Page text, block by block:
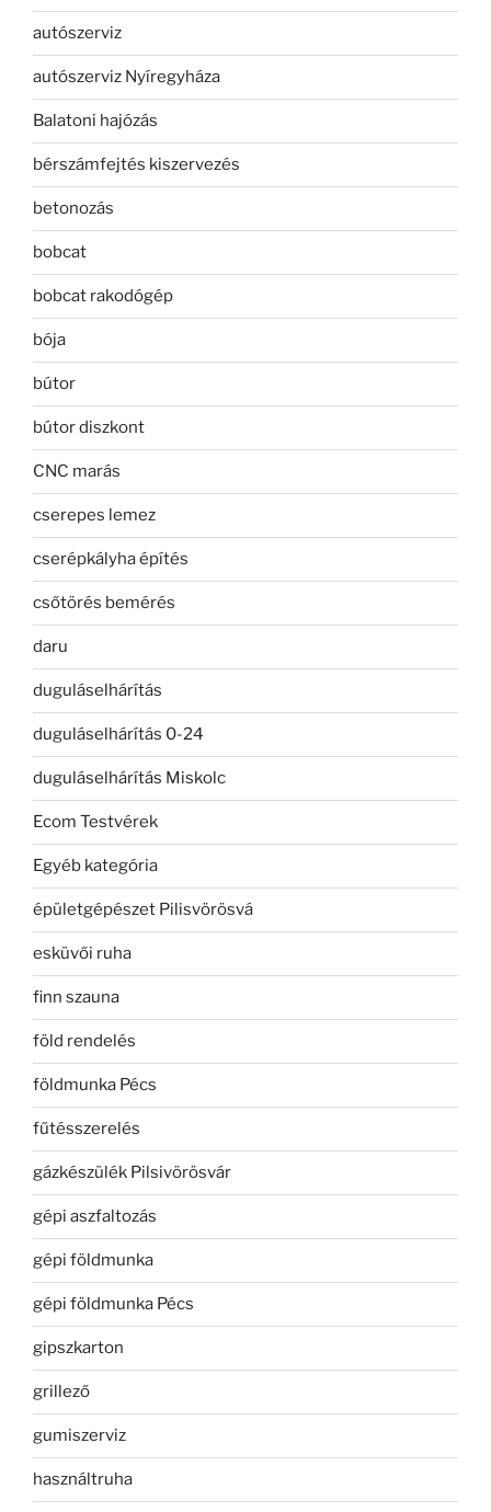
autószerviz
autószerviz Nyíregyháza
Balatoni hajózás
bérszámfejtés kiszervezés
betonozás
bobcat
bobcat rakodógép
bója
bútor
bútor diszkont
CNC marás
cserepes lemez
cserépkályha építés
csőtörés bemérés
daru
duguláselhárítás
duguláselhárítás 0-24
duguláselhárítás Miskolc
Ecom Testvérek
Egyéb kategória
épületgépészet Pilisvörösvá
esküvői ruha
finn szauna
föld rendelés
földmunka Pécs
fűtésszerelés
gázkészülék Pilsivörösvár
gépi aszfaltozás
gépi földmunka
gépi földmunka Pécs
gipszkarton
grillező
gumiszerviz
használtruha